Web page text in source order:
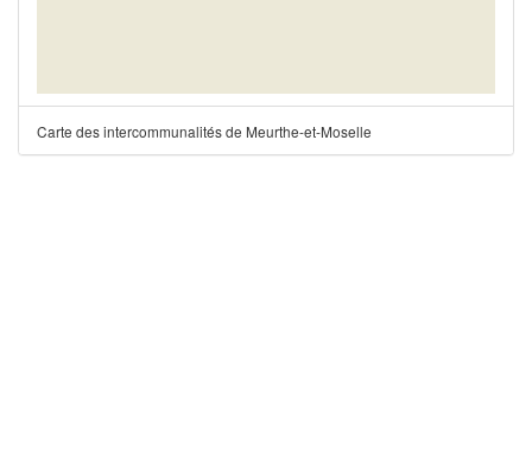
Carte des intercommunalités de Meurthe-et-Moselle